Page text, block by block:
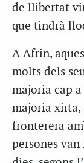
de llibertat
que tindrà
A Afrin,
molts dels
majoria cap
majoria xiïta,
fronterera
persones